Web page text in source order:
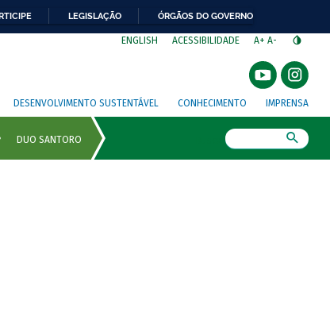
LEGISLAÇÃO ÓRGÃOS DO GOVERNO
ENGLISH ACESSIBILIDADE A+ A-
DESENVOLVIMENTO SUSTENTÁVEL CONHECIMENTO IMPRENSA